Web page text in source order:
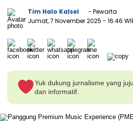
Tim Halo Kalsel
- Pewarta
Jumat, 7 November 2025 - 16:46
Yuk dukung jurnalisme yang
dan informatif.